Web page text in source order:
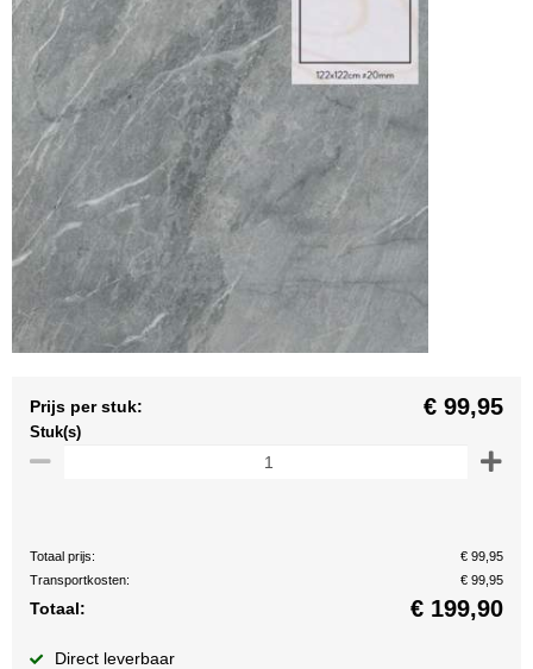
Prijs per stuk: € 99,95
Stuk(s)
Totaal prijs:
€ 99,95
Transportkosten:
€ 99,95
Totaal: € 199,90
Direct leverbaar